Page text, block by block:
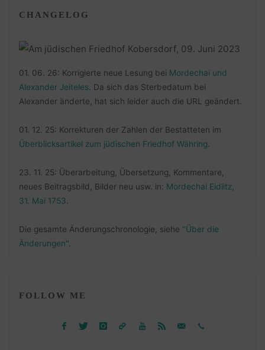
CHANGELOG
01. 06. 26: Korrigierte neue Lesung bei Mordechai und
Alexander Jeiteles . Da sich das Sterbedatum bei
Alexander änderte, hat sich leider auch die URL geändert.
01. 12. 25: Korrekturen der Zahlen der Bestatteten im
Überblicksartikel zum jüdischen Friedhof Währing
23. 11. 25: Überarbeitung, Übersetzung, Kommentare,
neues Beitragsbild, Bilder neu usw. in: Mordechai Eidlitz,
31. Mai 1753
Die gesamte Änderungschronologie, siehe "Über die
Änderungen".
FOLLOW ME